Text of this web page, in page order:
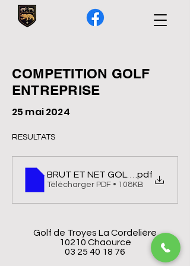
COMPETITION GOLF
ENTREPRISE
25 mai 2024
RESULTATS
BRUT ET NET GOLF ENTREPRISE
.pdf
Télécharger PDF • 108KB
Golf de Troyes La Cordelière
10210 Chaource
03 25 40 18 76